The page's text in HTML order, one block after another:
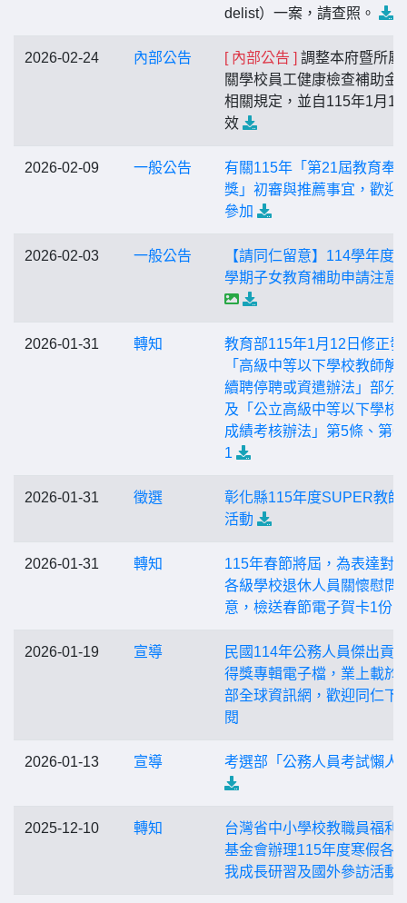
delist）一案，請查照。
2026-02-24 內部公告 [ 內部公告 ] 調整本府暨所屬
關學校員工健康檢查補助金
相關規定，並自115年1月1
效
2026-02-09 一般公告
有關115年「第21屆教育奉
獎」初審與推薦事宜，歡迎
參加
2026-02-03 一般公告
【請同仁留意】114學年度
學期子女教育補助申請注意
2026-01-31 轉知
教育部115年1月12日修正發
「高級中等以下學校教師解
續聘停聘或資遣辦法」部分
及「公立高級中等以下學校
成績考核辦法」第5條、第6
1
2026-01-31 徵選
彰化縣115年度SUPER教師
活動
2026-01-31 轉知
115年春節將屆，為表達對
各級學校退休人員關懷慰問
意，檢送春節電子賀卡1份
2026-01-19 宣導
民國114年公務人員傑出貢
得獎專輯電子檔，業上載於
部全球資訊網，歡迎同仁下
閱
2026-01-13 宣導 考選部「公務人員考試懶人
2025-12-10 轉知
台灣省中小學校教職員福利
基金會辦理115年度寒假各
我成長研習及國外參訪活動